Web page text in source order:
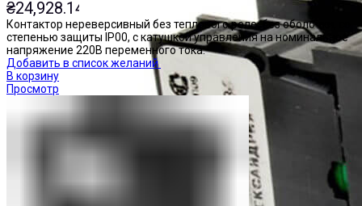
₴24,928.14
Контактор нереверсивный без теплового реле, без оболочки, со
степенью защиты IP00, с катушкой управления на номинальное
напряжение 220В переменного тока.
Добавить в список желаний
В корзину
Просмотр